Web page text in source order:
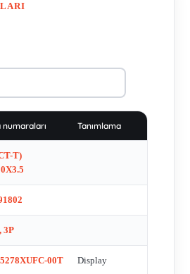
numaraları Tanımlama
T)
3P
00T Display